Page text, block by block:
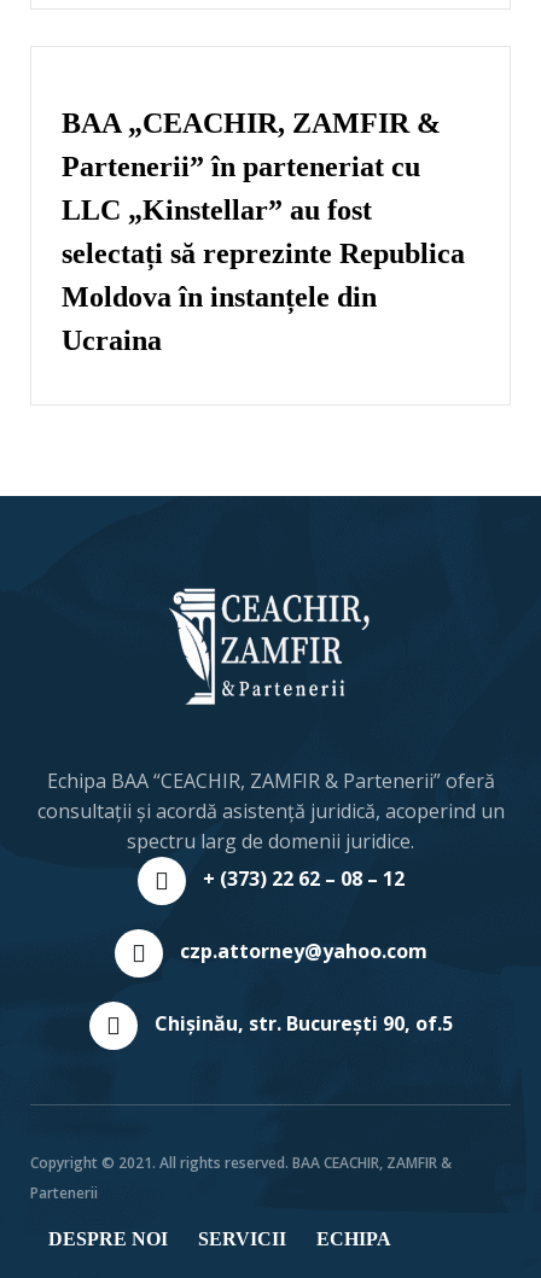
BAA „CEACHIR, ZAMFIR &
Partenerii” în parteneriat cu
LLC „Kinstellar” au fost
selectați să reprezinte Republica
Moldova în instanțele din
Ucraina
Echipa BAA “CEACHIR, ZAMFIR & Partenerii” oferă
consultații și acordă asistență juridică, acoperind un
spectru larg de domenii juridice.
+ (373) 22 62 – 08 – 12
czp.attorney@yahoo.com
Chişinău, str. București 90, of.5
Copyright © 2021. All rights reserved. BAA CEACHIR, ZAMFIR &
Partenerii
DESPRE NOI SERVICII ECHIPA